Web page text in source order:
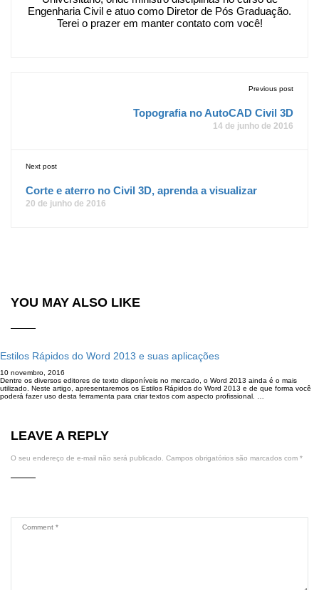
Engenharia Civil e atuo como Diretor de Pós Graduação.
Terei o prazer em manter contato com você!
Previous post
Topografia no AutoCAD Civil 3D
14 de junho de 2016
Next post
Corte e aterro no Civil 3D, aprenda a visualizar
20 de junho de 2016
YOU MAY ALSO LIKE
Estilos Rápidos do Word 2013 e suas aplicações
10 novembro, 2016
Dentre os diversos editores de texto disponíveis no mercado, o Word 2013 ainda é o mais
utilizado. Neste artigo, apresentaremos os Estilos Rápidos do Word 2013 e de que forma você
poderá fazer uso desta ferramenta para criar textos com aspecto profissional. …
LEAVE A REPLY
O seu endereço de e-mail não será publicado. Campos obrigatórios são marcados com *